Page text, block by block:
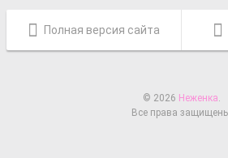
Полная версия сайта
© 2026 Неженка.
Все права